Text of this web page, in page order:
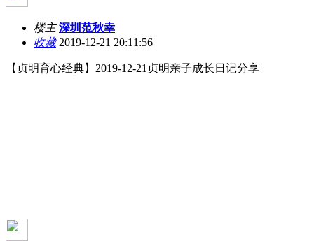
楼主 深圳范秋幸
收藏2019-12-21 20:11:56
【贞明育心经典】2019-12-21贞明亲子成长日记分享